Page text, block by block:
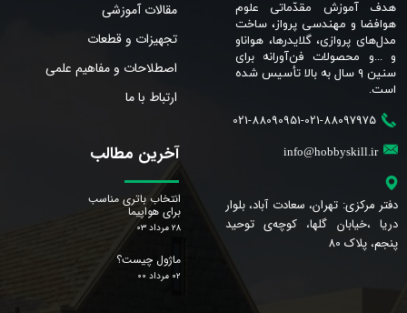
هدف آموزش مقدّماتی علوم
هوافضا و مهندسی پرواز، ساخت
مدل‌های پروازی، گلایدرها، هواناو
و ...و محصولات فن‌آورانه برای
سنین ٩ سال به بالا تأسیس شده
است.​​​​​​​
021-88090951-021-88097975
info@hobbyskill.ir
دفتر مرکزی: تهران، سعادت آباد، بلوار
دریا ،خیابان گلها، کوچه‌ی توحید
پنجم، پلاک 80
مقالات آموزشی
تجهیزات و قطعات
اصطلاحات و مفاهیم علمی
ارتباط با ما
آخرین مطالب
انتخاب باتری مناسب
برای هواپیما
۲۸ مرداد ۰۳
ماژول چیست؟
۰۲ مرداد ۰۰